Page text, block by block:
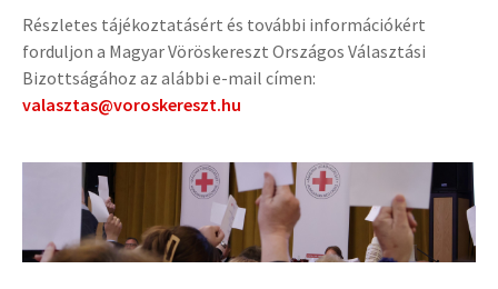
Részletes tájékoztatásért és további információkért
forduljon a Magyar Vöröskereszt Országos Választási
Bizottságához az alábbi e-mail címen:
valasztas@voroskereszt.hu